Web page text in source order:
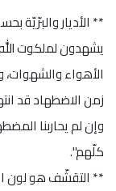
** الأديار والبرّيّة
يشهدون لملكوت
الأهواء
زمن الاضطهاد قد
وإن لم يحاربنا
كلّهم".
** التقشّف هو لون